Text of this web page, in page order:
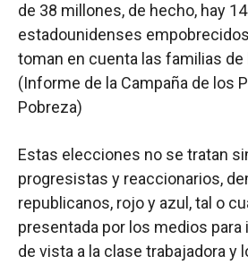
de 38 millones, de hecho, hay
estadounidenses
toman en cuenta las familias
(Informe de la Campaña de los
Pobreza)
Estas elecciones no se tratan
progresistas y reaccionarios,
republicanos, rojo y azul, tal o
presentada por los medios
de vista a la clase trabajadora y